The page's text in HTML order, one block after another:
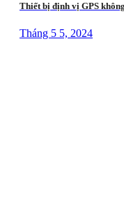
Thiết bị định vị GPS
Tháng 5 5, 2024